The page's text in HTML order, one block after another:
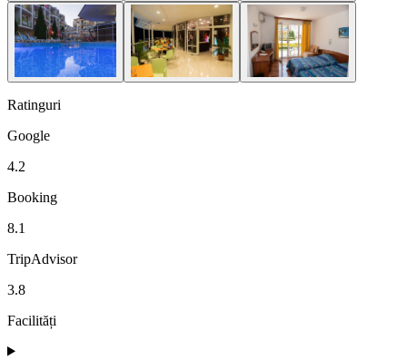
Ratinguri
Google
4.2
Booking
8.1
TripAdvisor
3.8
Facilități